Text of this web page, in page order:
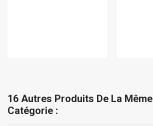
16 Autres Produits De La Même
Catégorie :